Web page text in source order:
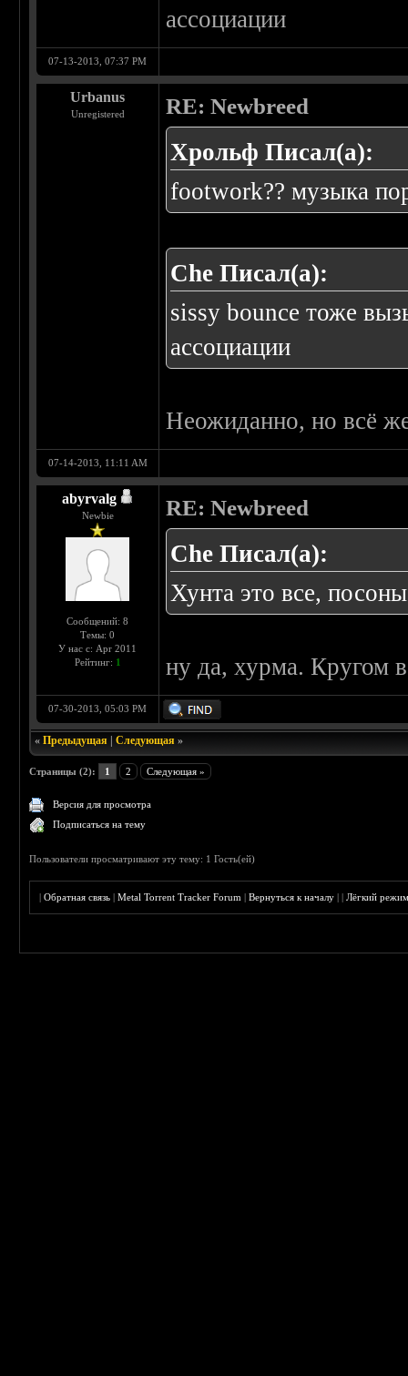
ассоциации
07-13-2013, 07:37 PM
Urbanus
Unregistered RE: Newbreed
Хрольф Писал(а):
footwork?? музыка
Che Писал(а):
sissy bounce тоже
ассоциации
Неожиданно, но всё
07-14-2013, 11:11 AM
abyrvalg
Newbie
Сообщений: 8
Темы: 0
У нас с: Apr 2011
Рейтинг: 1
RE: Newbreed
Che Писал(а):
Хунта это все,
ну да, хурма. Кругом
07-30-2013, 05:03 PM
«Предыдущая |Следующая »
Страницы (2): 1 2 Следующая »
Версия для просмотра
Подписаться на тему
Пользователи просматривают эту тему: 1 Гость(ей)
|Обратная связь |Metal Torrent Tracker Forum |Вернуться к началу ||Лёгкий